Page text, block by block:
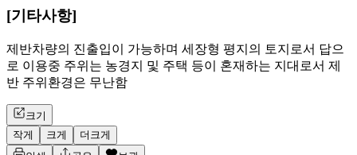
[기타사항]
제반차량의 진출입이 가능하며 세장형 평지의 토지로서 답으
로 이용중 주위는 농경지 및 주택 등이 혼재하는 지대로서 제
반 주위환경은 무난함
크기
작게
크게
더크게